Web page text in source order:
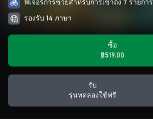
ฟีเจอร์การช่วยสำหรับการเข้าถึง 7 รายการ
รองรับ 14 ภาษา
ซื้อ
฿519.00
รับ
รุ่นทดลองใช้ฟรี